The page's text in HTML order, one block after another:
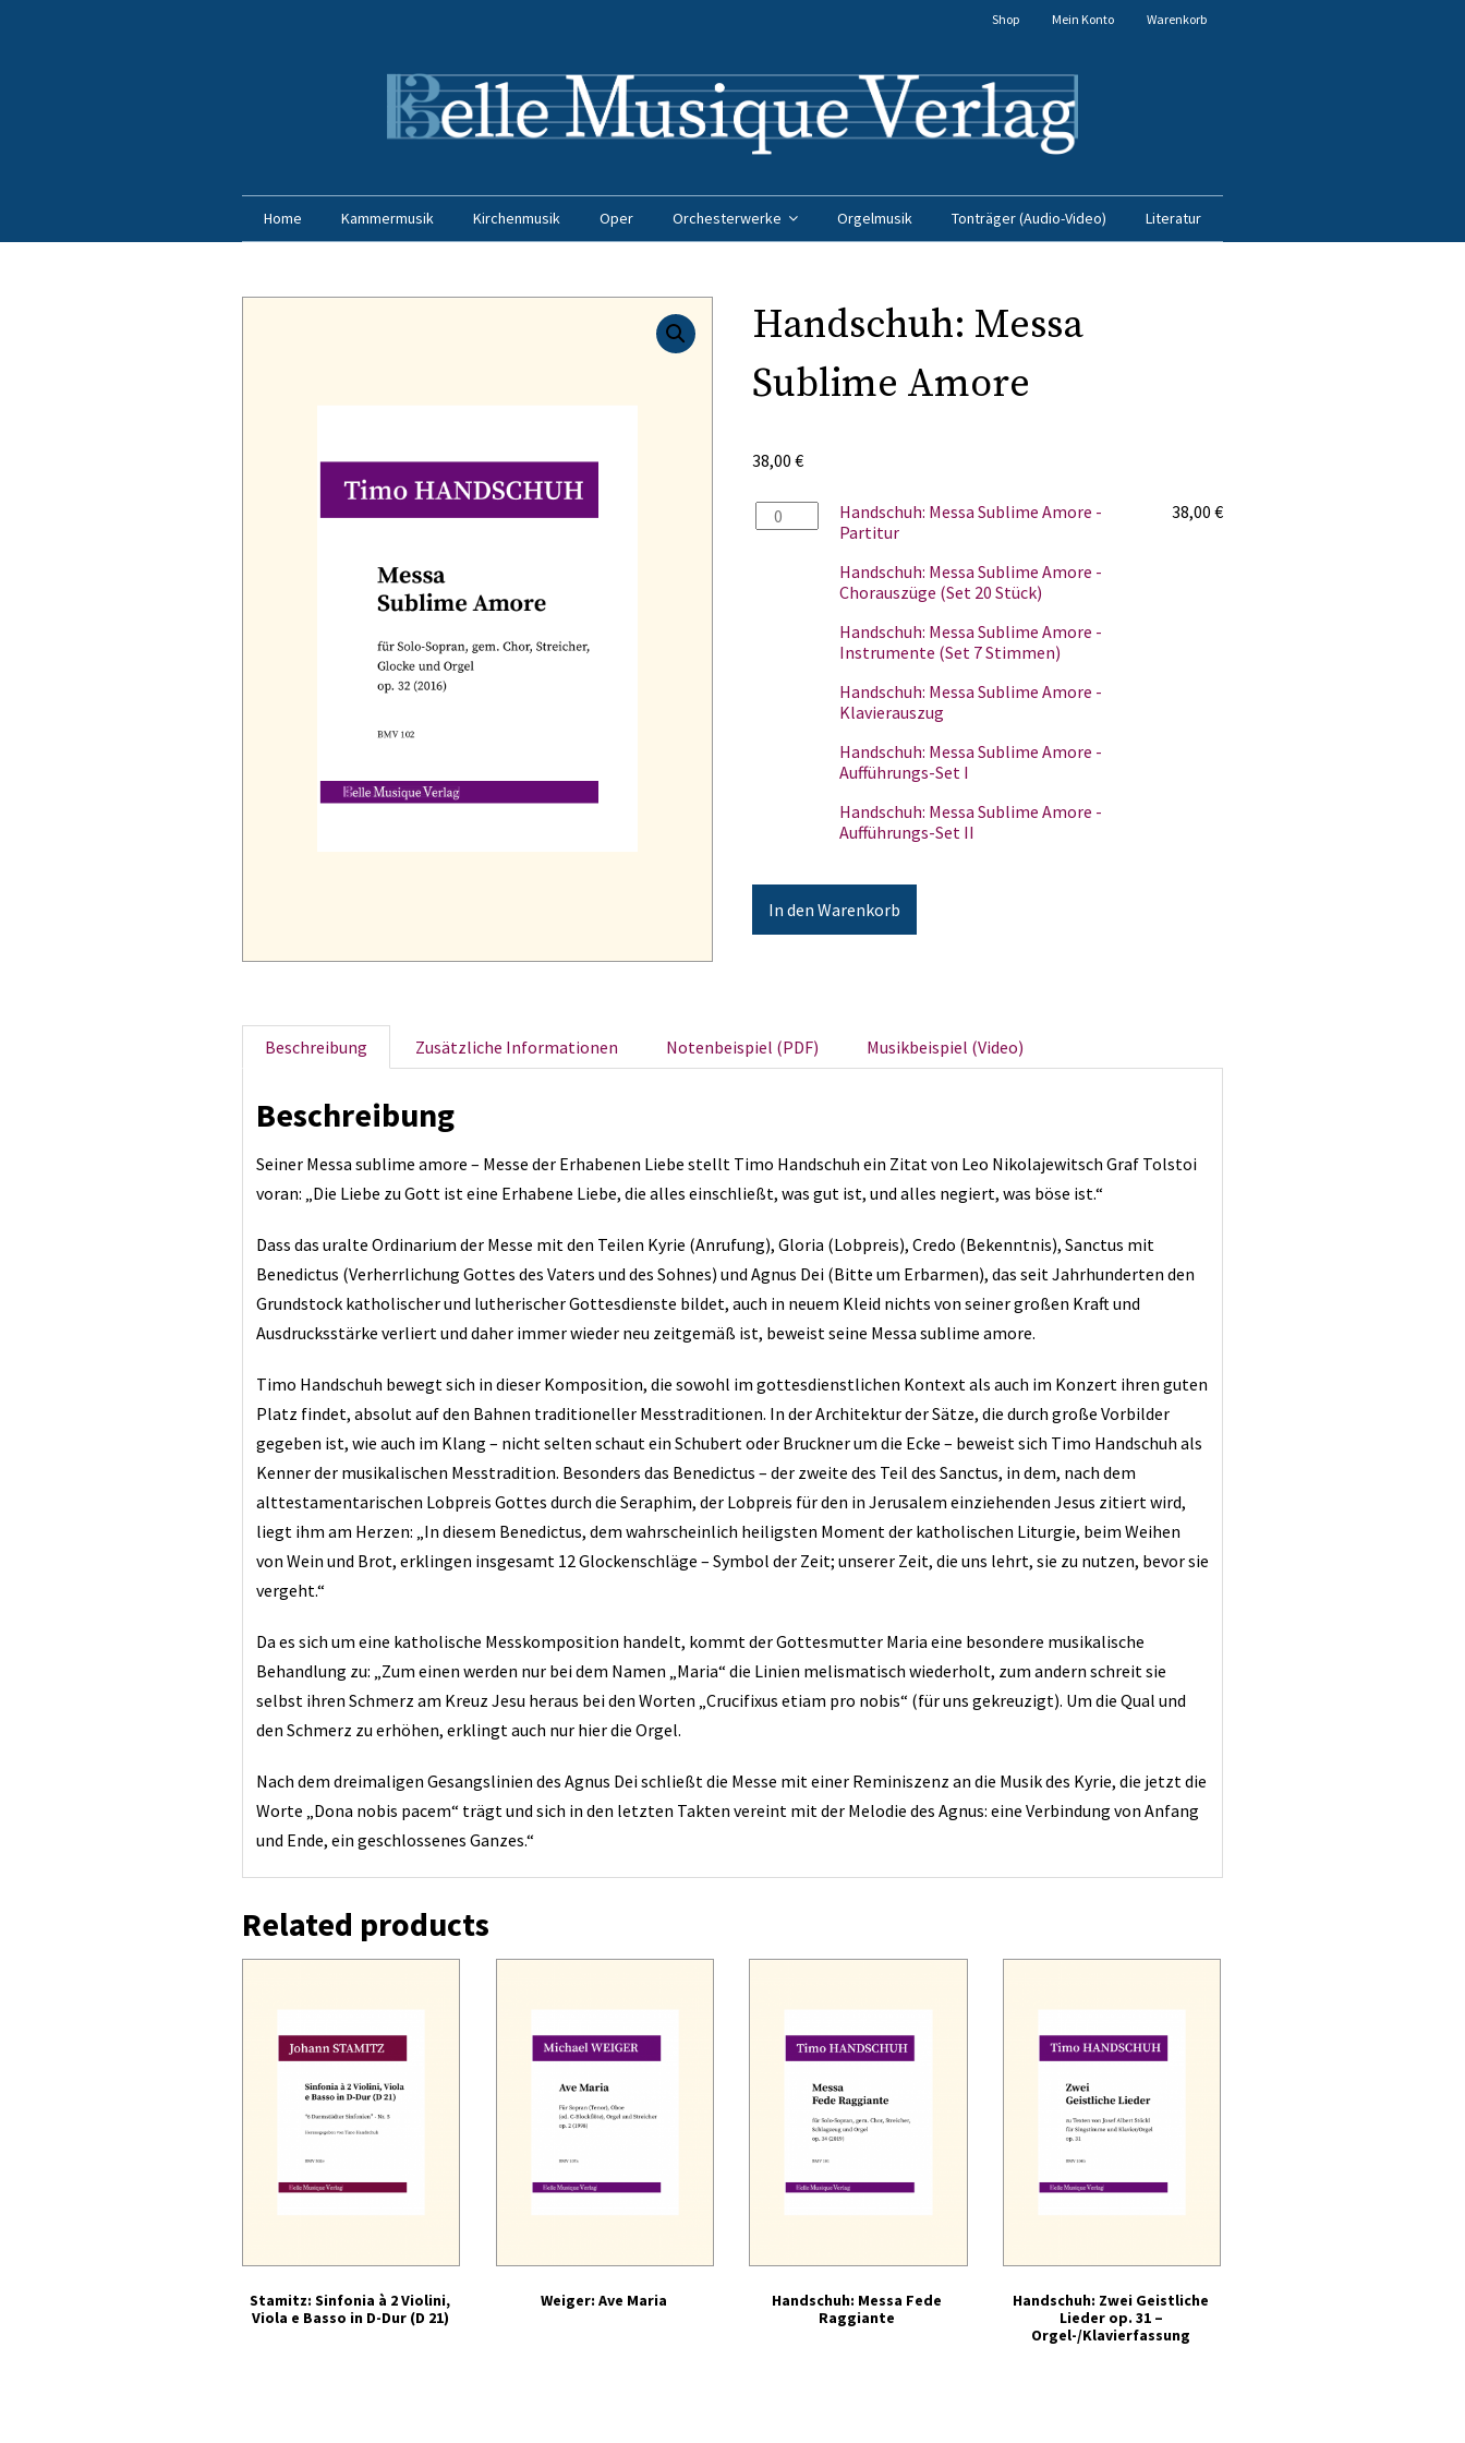
Shop Mein Konto Warenkorb
Home Kammermusik Kirchenmusik Oper Orchesterwerke Orgelmusik Tonträger (Audio-Video) Literatur
Handschuh: Messa
Sublime Amore
38,00 €
Handschuh:
Messa
Handschuh: Messa Sublime Amore -
Partitur
38,00 €
Handschuh: Messa Sublime Amore -
Chorauszüge (Set 20 Stück)
Handschuh: Messa Sublime Amore -
Instrumente (Set 7 Stimmen)
Handschuh: Messa Sublime Amore -
Klavierauszug
Handschuh: Messa Sublime Amore -
Aufführungs-Set I
Handschuh: Messa Sublime Amore -
Aufführungs-Set II
In den Warenkorb
Beschreibung Zusätzliche Informationen Notenbeispiel (PDF) Musikbeispiel (Video)
Beschreibung
Seiner Messa sublime amore – Messe der Erhabenen Liebe stellt Timo Handschuh ein Zitat von Leo Nikolajewitsch Graf Tolstoi
voran: „Die Liebe zu Gott ist eine Erhabene Liebe, die alles einschließt, was gut ist, und alles negiert, was böse ist.“
Dass das uralte Ordinarium der Messe mit den Teilen Kyrie (Anrufung), Gloria (Lobpreis), Credo (Bekenntnis), Sanctus mit
Benedictus (Verherrlichung Gottes des Vaters und des Sohnes) und Agnus Dei (Bitte um Erbarmen), das seit Jahrhunderten den
Grundstock katholischer und lutherischer Gottesdienste bildet, auch in neuem Kleid nichts von seiner großen Kraft und
Ausdrucksstärke verliert und daher immer wieder neu zeitgemäß ist, beweist seine Messa sublime amore.
Timo Handschuh bewegt sich in dieser Komposition, die sowohl im gottesdienstlichen Kontext als auch im Konzert ihren guten
Platz findet, absolut auf den Bahnen traditioneller Messtraditionen. In der Architektur der Sätze, die durch große Vorbilder
gegeben ist, wie auch im Klang – nicht selten schaut ein Schubert oder Bruckner um die Ecke – beweist sich Timo Handschuh als
Kenner der musikalischen Messtradition. Besonders das Benedictus – der zweite des Teil des Sanctus, in dem, nach dem
alttestamentarischen Lobpreis Gottes durch die Seraphim, der Lobpreis für den in Jerusalem einziehenden Jesus zitiert wird,
liegt ihm am Herzen: „In diesem Benedictus, dem wahrscheinlich heiligsten Moment der katholischen Liturgie, beim Weihen
von Wein und Brot, erklingen insgesamt 12 Glockenschläge – Symbol der Zeit; unserer Zeit, die uns lehrt, sie zu nutzen, bevor sie
vergeht.“
Da es sich um eine katholische Messkomposition handelt, kommt der Gottesmutter Maria eine besondere musikalische
Behandlung zu: „Zum einen werden nur bei dem Namen „Maria“ die Linien melismatisch wiederholt, zum andern schreit sie
selbst ihren Schmerz am Kreuz Jesu heraus bei den Worten „Crucifixus etiam pro nobis“ (für uns gekreuzigt). Um die Qual und
den Schmerz zu erhöhen, erklingt auch nur hier die Orgel.
Nach dem dreimaligen Gesangslinien des Agnus Dei schließt die Messe mit einer Reminiszenz an die Musik des Kyrie, die jetzt die
Worte „Dona nobis pacem“ trägt und sich in den letzten Takten vereint mit der Melodie des Agnus: eine Verbindung von Anfang
und Ende, ein geschlossenes Ganzes.“
Related products
Stamitz: Sinfonia à 2 Violini,
Viola e Basso in D-Dur (D 21)
Weiger: Ave Maria
Handschuh: Messa Fede
Raggiante
Handschuh: Zwei Geistliche
Lieder op. 31 –
Orgel-/Klavierfassung